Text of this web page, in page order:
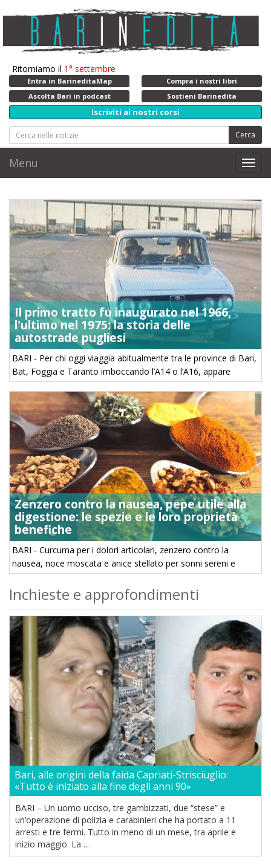
Ritorniamo il 1° settembre
Entra in BarineditaMap
Compra i nostri libri
Ascolta Bari in podcast
Sostieni Barinedita
Iscriviti ai nostri corsi
Cerca
Menu
Il primo tratto fu inaugurato nel 1966,
l'ultimo nel 1975: la storia delle
autostrade pugliesi
BARI - Per chi oggi viaggia abitualmente tra le province di Bari,
Bat, Foggia e Taranto imboccando l’A14 o l’A16, appare
difficile immaginare un tempo in cui la Puglia non fosse
collegata al resto ...
Zenzero contro la nausea, pepe utile alla
digestione: le spezie e le loro proprietà
benefiche
BARI - Curcuma per i dolori articolari, zenzero contro la
nausea, noce moscata e anice stellato per sonni sereni e
peperoncino per notti appassionate. Sono questi alcuni dei
poteri nascosti delle spezie. Non tutti ...
Inchieste e approfondimenti
Bari, alle origini della faida Capriati-Strisciuglio:
«Tutto è iniziato alla fine degli anni 90»
BARI – Un uomo ucciso, tre gambizzati, due “stese” e
un’operazione di polizia e carabinieri che ha portato a 11
arresti e tre fermi. Tutto in meno di un mese, tra aprile e
inizio maggio. La ...